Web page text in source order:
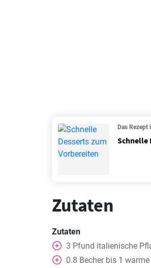
Das
Schnelle
Zutaten
Zutaten
3 Pfund italienische
0.8 Becher bis 1